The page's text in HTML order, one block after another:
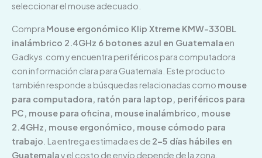
seleccionar el mouse adecuado.
Compra Mouse ergonómico Klip Xtreme KMW-330BL
inalámbrico 2.4GHz 6 botones azul en Guatemalaen
Gadkys.com y encuentra periféricos para computadora
con información clara para Guatemala. Este producto
también responde a búsquedas relacionadas como mouse
para computadora, ratón para laptop, periféricos para
PC, mouse para oficina, mouse inalámbrico, mouse
2.4GHz, mouse ergonómico, mouse cómodo para
trabajo . La entrega estimada es de 2–5 días hábiles en
Guatemalay el costo de envío depende de la zona.